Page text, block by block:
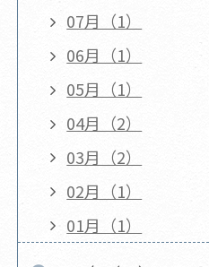
07月（1）
06月（1）
05月（1）
04月（2）
03月（2）
02月（1）
01月（1）